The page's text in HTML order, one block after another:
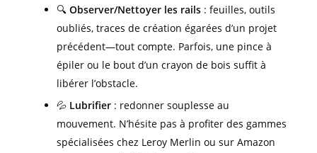
🔍 Observer/Nettoyer les rails : feuilles, outils
oubliés, traces de création égarées d’un projet
précédent—tout compte. Parfois, une pince à
épiler ou le bout d’un crayon de bois suffit à
libérer l’obstacle.
💦 Lubrifier : redonner souplesse au
mouvement. N’hésite pas à profiter des gammes
spécialisées chez Leroy Merlin ou sur Amazon